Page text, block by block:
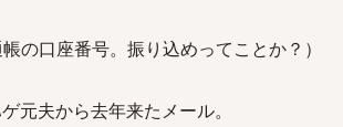
帳の口座番号。振り込めってことか？）
元夫から去年来たメール。